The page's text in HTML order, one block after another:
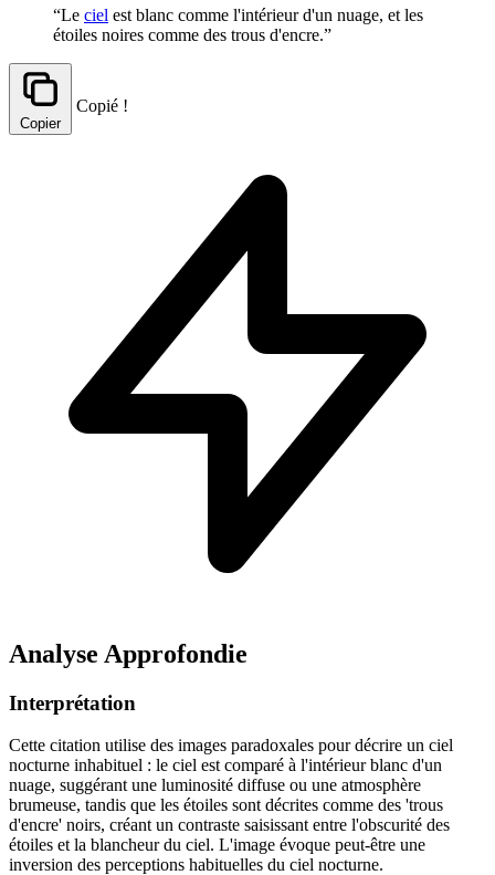
“Le ciel est blanc comme l'intérieur d'un nuage, et les
étoiles noires comme des trous d'encre.”
Copier
Copié !
Analyse Approfondie
Interprétation
Cette citation utilise des images paradoxales pour décrire un ciel
nocturne inhabituel : le ciel est comparé à l'intérieur blanc d'un
nuage, suggérant une luminosité diffuse ou une atmosphère
brumeuse, tandis que les étoiles sont décrites comme des 'trous
d'encre' noirs, créant un contraste saisissant entre l'obscurité des
étoiles et la blancheur du ciel. L'image évoque peut-être une
inversion des perceptions habituelles du ciel nocturne.